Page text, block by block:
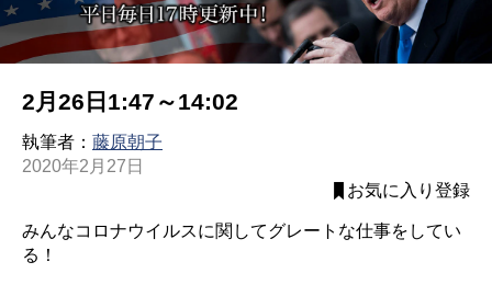
2月26日1:47～14:02
執筆者： 藤原朝子
2020年2月27日
お気に入り登録
みんなコロナウイルスに関してグレートな仕事をしてい
る！